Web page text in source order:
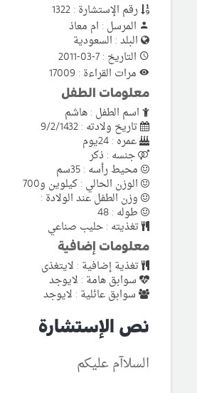
رقم الإستشارة : 1322
المرسل : ام معاذ
البلد : السعودية
التاريخ : 7-03-2011
مرات القراءة : 17009
معلومات الطفل
اسم الطفل : هاشم
تاريخ ولادته : 9/2/1432
عمره : 24يوم
جنسه : ذكر
محيط رأسه : 35سم
الوزن الحالي : كيلوين و700
وزن الطفل عند الولادة :
طوله : 48
تغذيته : حليب صناعي
معلومات إضافية
تغذية إضافية : لايتغذى
سوابق هامة : لايوجد
سوابق عائلية : لايوجد
نص الإستشارة
السلاآم عليكم